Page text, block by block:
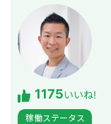
1175いいね!
稼働ステータス